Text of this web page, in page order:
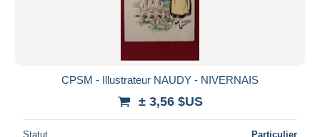
CPSM - Illustrateur NAUDY - NIVERNAIS
± 3,56 $US
Statut Particulier